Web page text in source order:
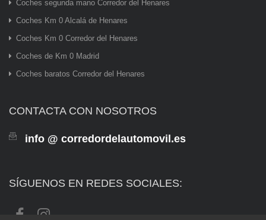
Coches segunda mano Corredor del Henares
Coches Km 0 Alcalá de Henares
Coches Km 0 Corredor del Henares
Coches de Km 0 Madrid
Coches baratos Corredor del Henares
CONTACTA CON NOSOTROS
info @ corredordelautomovil.es
SÍGUENOS EN REDES SOCIALES: